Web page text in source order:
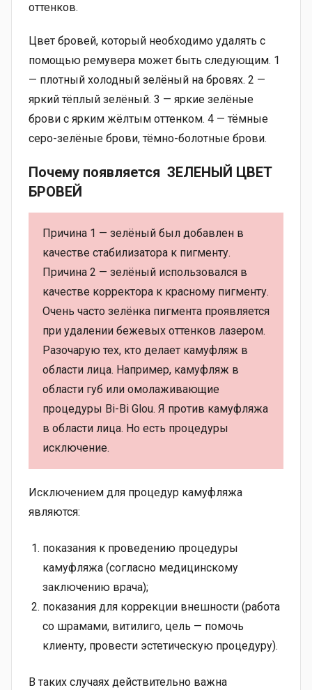
оттенков.
Цвет бровей, который необходимо удалять с
помощью ремувера может быть следующим. 1
— плотный холодный зелёный на бровях. 2 —
яркий тёплый зелёный. 3 — яркие зелёные
брови с ярким жёлтым оттенком. 4 — тёмные
серо-зелёные брови, тёмно-болотные брови.
Почему появляется ЗЕЛЕНЫЙ ЦВЕТ
БРОВЕЙ
Причина 1 — зелёный был добавлен в
качестве стабилизатора к пигменту.
Причина 2 — зелёный использовался в
качестве корректора к красному пигменту.
Очень часто зелёнка пигмента проявляется
при удалении бежевых оттенков лазером.
Разочарую тех, кто делает камуфляж в
области лица. Например, камуфляж в
области губ или омолаживающие
процедуры Bi-Bi Glou. Я против камуфляжа
в области лица. Но есть процедуры
исключение.
Исключением для процедур камуфляжа
являются:
показания к проведению процедуры
камуфляжа (согласно медицинскому
заключению врача);
показания для коррекции внешности (работа
со шрамами, витилиго, цель — помочь
клиенту, провести эстетическую процедуру).
В таких случаях действительно важна